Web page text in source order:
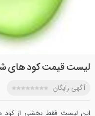
لیست قیمت کود های
آگهی رایگان
این لیست فقط بخشی از کود